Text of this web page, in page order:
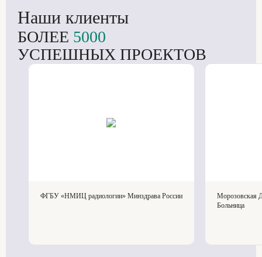
Наши клиенты
БОЛЕЕ 5000
УСПЕШНЫХ ПРОЕКТОВ
ФГБУ «НМИЦ радиологии» Минздрава России
Морозовская
Больница